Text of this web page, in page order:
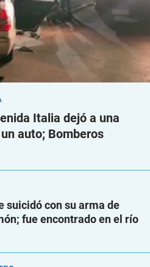
Italia dejó a una
auto; Bomberos
suicidó con su arma de
fue encontrado en el río